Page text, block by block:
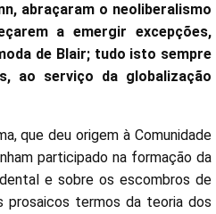
abraçaram o neoliberalismo
a emergir excepções,
de Blair; tudo isto sempre
ao serviço da globalização
que deu origem à Comunidade
participado na formação da
e sobre os escombros de
prosaicos termos da teoria dos